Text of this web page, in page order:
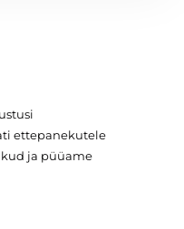
ettepanekutele
ja püüame